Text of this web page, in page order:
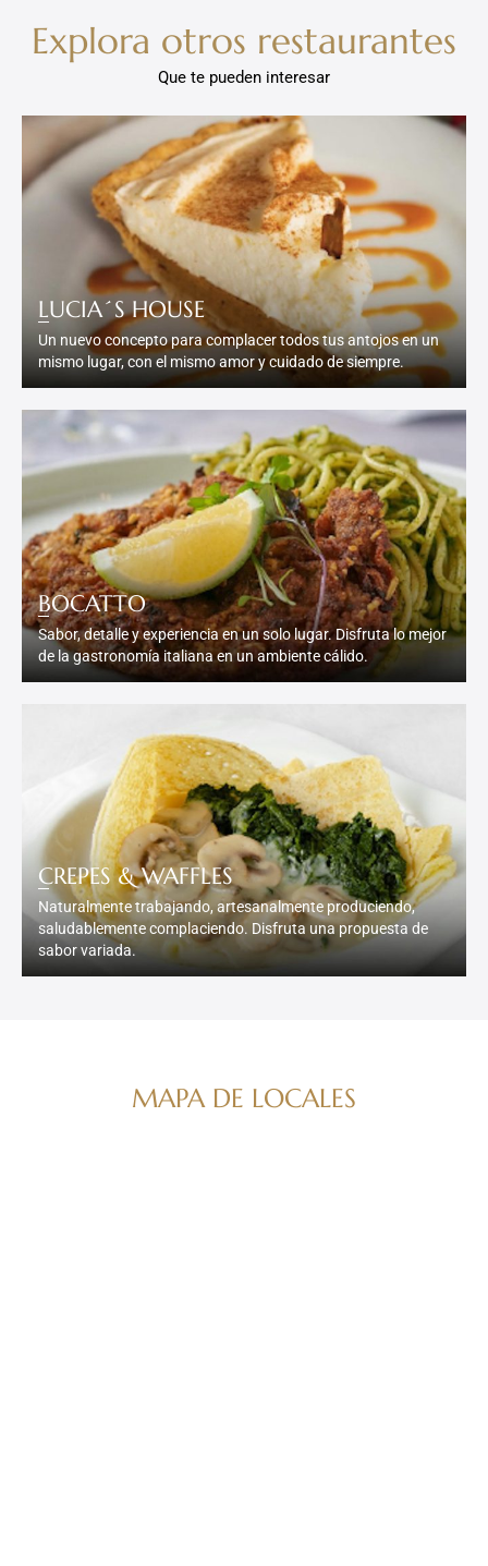
Explora otros restaurantes
Que te pueden interesar
LUCIA´S HOUSE
Un nuevo concepto para complacer todos tus antojos en un
mismo lugar, con el mismo amor y cuidado de siempre.
BOCATTO
Sabor, detalle y experiencia en un solo lugar. Disfruta lo mejor
de la gastronomía italiana en un ambiente cálido.
CREPES & WAFFLES
Naturalmente trabajando, artesanalmente produciendo,
saludablemente complaciendo. Disfruta una propuesta de
sabor variada.
MAPA DE LOCALES